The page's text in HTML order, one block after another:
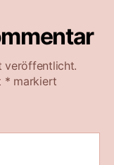
veröffentlicht.
* markiert